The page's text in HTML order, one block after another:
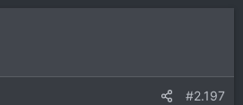
#2.197